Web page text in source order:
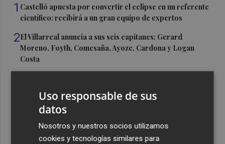
1 Castelló apuesta por convertir el eclipse en un referente
científico: recibirá a un gran equipo de expertos
2El Villarreal anuncia a sus seis capitanes: Gerard
Moreno, Foyth, Comesaña, Ayoze, Cardona y Logan
Costa
San Javier da viabilidad al nuevo contrato del transporte
324 habitaciones
Uso responsable de sus
datos
Nosotros y nuestros socios utilizamos
cookies y tecnologías similares para